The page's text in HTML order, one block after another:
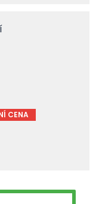
CENA